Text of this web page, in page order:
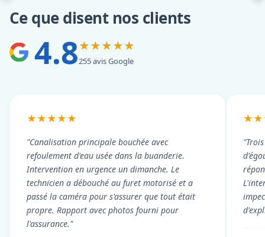
Ce que disent nos clients
4.8★★★★★
255 avis Google
★★★★★
"Canalisation principale bouchée avec
refoulement d'eau usée dans la buanderie.
Intervention en urgence un dimanche. Le
technicien a débouché au furet motorisé et a
passé la caméra pour s'assurer que tout était
propre. Rapport avec photos fourni pour
l'assurance."